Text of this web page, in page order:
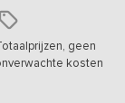
geen
kosten